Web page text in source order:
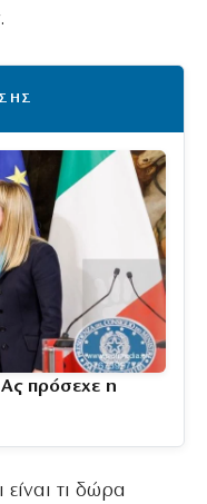
πρόσεχε η
είναι τι δώρα